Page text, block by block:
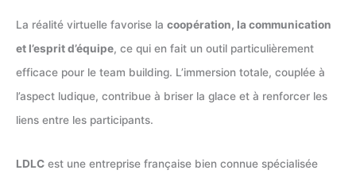
La réalité virtuelle favorise la coopération, la communication
et l’esprit d’équipe, ce qui en fait un outil particulièrement
efficace pour le team building. L’immersion totale, couplée à
l’aspect ludique, contribue à briser la glace et à renforcer les
liens entre les participants.
LDLC est une entreprise française bien connue spécialisée